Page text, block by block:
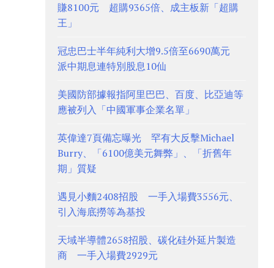
賺8100元 超購9365倍、成主板新「超購
王」
冠忠巴士半年純利大增9.5倍至6690萬元
派中期息連特別股息10仙
美國防部據報指阿里巴巴、百度、比亞迪等
應被列入「中國軍事企業名單」
英偉達7頁備忘曝光 罕有大反擊Michael
Burry、「6100億美元舞弊」、「折舊年
期」質疑
遇見小麵2408招股 一手入場費3556元、
引入海底撈等為基投
天域半導體2658招股、碳化硅外延片製造
商 一手入場費2929元